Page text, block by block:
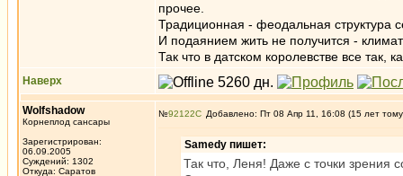
прочее.
Традиционная - феодальная структура
И подаянием жить не получится -
Так что в датском королевстве все так,
Наверх
Wolfshadow
Корнеплод сансары
Зарегистрирован:
06.09.2005
Суждений: 1302
Откуда: Саратов
№92122 Добавлено: Пт 08 Апр 11, 16:08 (15 лет
Samedy пишет:
Так что, Леня! Даже с точки зрения